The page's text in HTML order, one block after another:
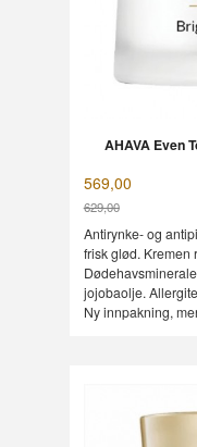
AHAVA Even
569,00
629,00
Rabatt
Antirynke- og
frisk glød. Kremen
jojobaolje.
Ny innpakning,